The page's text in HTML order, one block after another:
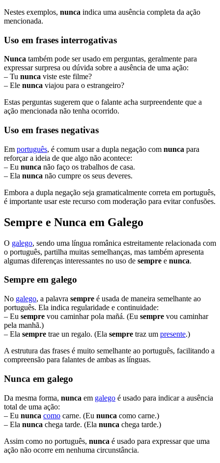
Nestes exemplos, nunca indica uma ausência completa da ação
mencionada.
Uso em frases interrogativas
Nunca também pode ser usado em perguntas, geralmente para
expressar surpresa ou dúvida sobre a ausência de uma ação:
– Tu nunca viste este filme?
– Ele nunca viajou para o estrangeiro?
Estas perguntas sugerem que o falante acha surpreendente que a
ação mencionada não tenha ocorrido.
Uso em frases negativas
Em português, é comum usar a dupla negação com nunca para
reforçar a ideia de que algo não acontece:
– Eu nunca não faço os trabalhos de casa.
– Ela nunca não cumpre os seus deveres.
Embora a dupla negação seja gramaticalmente correta em português,
é importante usar este recurso com moderação para evitar confusões.
Sempre e Nunca em Galego
O galego, sendo uma língua românica estreitamente relacionada com
o português, partilha muitas semelhanças, mas também apresenta
algumas diferenças interessantes no uso de sempre e nunca.
Sempre em galego
No galego, a palavra sempre é usada de maneira semelhante ao
português. Ela indica regularidade e continuidade:
– Eu sempre vou caminhar pola mañá. (Eu sempre vou caminhar
pela manhã.)
– Ela sempre trae un regalo. (Ela sempre traz um presente.)
A estrutura das frases é muito semelhante ao português, facilitando a
compreensão para falantes de ambas as línguas.
Nunca em galego
Da mesma forma, nunca em galego é usado para indicar a ausência
total de uma ação:
– Eu nunca como carne. (Eu nunca como carne.)
– Ela nunca chega tarde. (Ela nunca chega tarde.)
Assim como no português, nunca é usado para expressar que uma
ação não ocorre em nenhuma circunstância.